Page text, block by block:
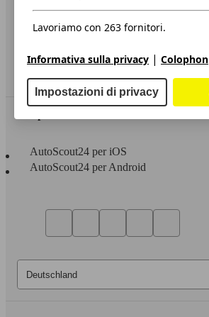
Dichiarazione di Accessibilità
Servizi
Area rivenditori
AutoScout24 per iOS
AutoScout24 per Android
Lavoriamo con 263 fornitori.
Informativa sulla privacy | Colophon
Impostazioni di privacy